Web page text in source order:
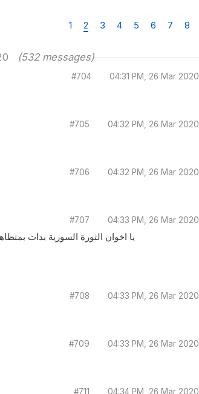
1 2 3 4 5 6 7 8
(532 messages)
#704 04:31 PM, 26 Mar 2020
#705 04:32 PM, 26 Mar 2020
#706 04:32 PM, 26 Mar 2020
#707 04:33 PM, 26 Mar 2020
يا اخوان الثورة السورية بدات
#708 04:33 PM, 26 Mar 2020
#709 04:33 PM, 26 Mar 2020
#711 04:34 PM, 26 Mar 2020